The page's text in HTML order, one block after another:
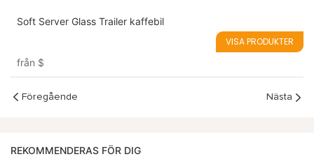
Soft Server Glass Trailer kaffebil
från $
VISA PRODUKTER
Föregående Nästa
REKOMMENDERAS FÖR DIG